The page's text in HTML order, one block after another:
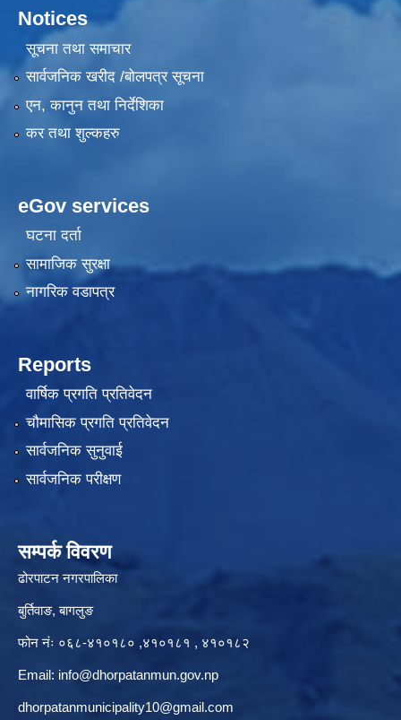
Notices
सूचना तथा समाचार
सार्वजनिक खरीद /बोलपत्र सूचना
एन, कानुन तथा निर्देशिका
कर तथा शुल्कहरु
eGov services
घटना दर्ता
सामाजिक सुरक्षा
नागरिक वडापत्र
Reports
वार्षिक प्रगति प्रतिवेदन
चौमासिक प्रगति प्रतिवेदन
सार्वजनिक सुनुवाई
सार्वजनिक परीक्षण
सम्पर्क विवरण
ढोरपाटन नगरपालिका
बुर्तिवाङ, बागलुङ
फोन नंः ०६८-४१०१८० ,४१०१८१ , ४१०१८२
Email: info@dhorpatanmun.gov.np
dhorpatanmunicipality10@gmail.com